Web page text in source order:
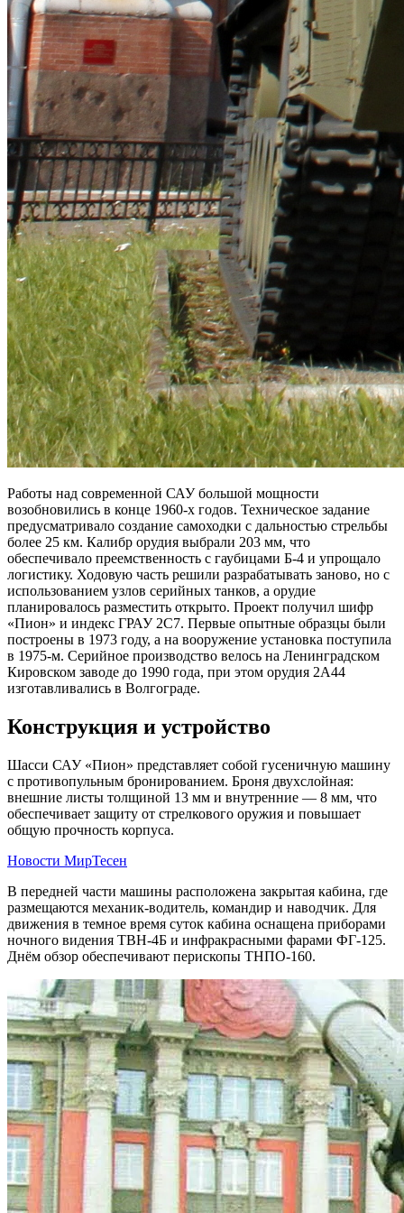
Работы над современной САУ большой мощности
возобновились в конце 1960-х годов. Техническое задание
предусматривало создание самоходки с дальностью стрельбы
более 25 км. Калибр орудия выбрали 203 мм, что
обеспечивало преемственность с гаубицами Б-4 и упрощало
логистику. Ходовую часть решили разрабатывать заново, но с
использованием узлов серийных танков, а орудие
планировалось разместить открыто. Проект получил шифр
«Пион» и индекс ГРАУ 2С7. Первые опытные образцы были
построены в 1973 году, а на вооружение установка поступила
в 1975-м. Серийное производство велось на Ленинградском
Кировском заводе до 1990 года, при этом орудия 2А44
изготавливались в Волгограде.
Конструкция и устройство
Шасси САУ «Пион» представляет собой гусеничную машину
с противопульным бронированием. Броня двухслойная:
внешние листы толщиной 13 мм и внутренние — 8 мм, что
обеспечивает защиту от стрелкового оружия и повышает
общую прочность корпуса.
Новости МирТесен
В передней части машины расположена закрытая кабина, где
размещаются механик-водитель, командир и наводчик. Для
движения в темное время суток кабина оснащена приборами
ночного видения ТВН-4Б и инфракрасными фарами ФГ-125.
Днём обзор обеспечивают перископы ТНПО-160.